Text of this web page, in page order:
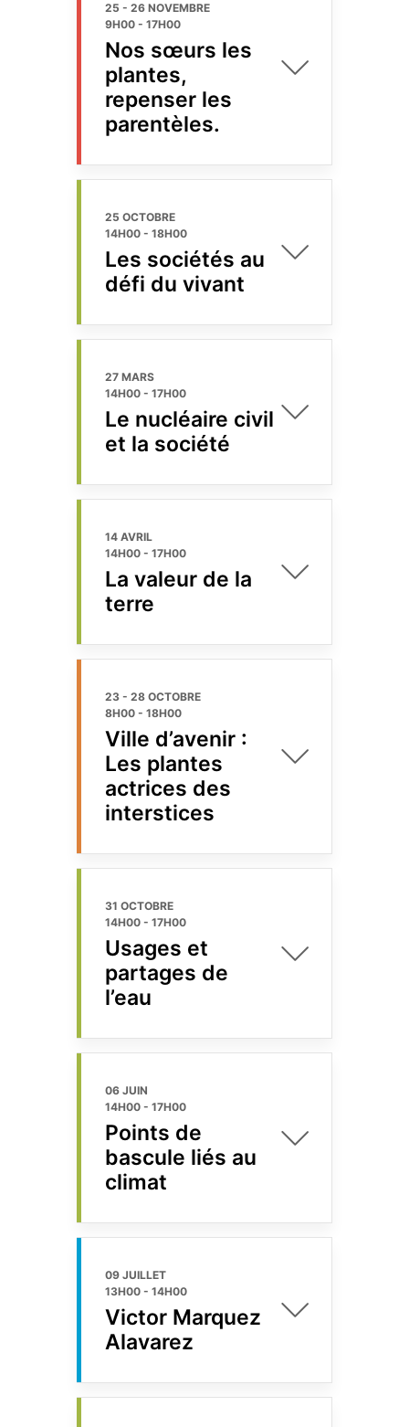
25 - 26 NOVEMBRE
9H00 - 17H00
Nos sœurs les
plantes,
repenser les
parentèles.
25 OCTOBRE
14H00 - 18H00
Les sociétés au
défi du vivant
27 MARS
14H00 - 17H00
Le nucléaire civil
et la société
14 AVRIL
14H00 - 17H00
La valeur de la
terre
23 - 28 OCTOBRE
8H00 - 18H00
Ville d’avenir :
Les plantes
actrices des
interstices
31 OCTOBRE
14H00 - 17H00
Usages et
partages de
l’eau
06 JUIN
14H00 - 17H00
Points de
bascule liés au
climat
09 JUILLET
13H00 - 14H00
Victor Marquez
Alavarez